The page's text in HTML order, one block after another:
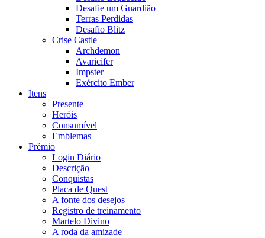
Desafie um Guardião
Terras Perdidas
Desafio Blitz
Crise Castle
Archdemon
Avaricifer
Impster
Exército Ember
Itens
Presente
Heróis
Consumível
Emblemas
Prêmio
Login Diário
Descrição
Conquistas
Placa de Quest
A fonte dos desejos
Registro de treinamento
Martelo Divino
A roda da amizade